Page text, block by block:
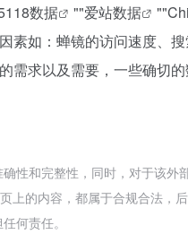
数据 ""爱站数据 ""
素如：蝉镜的访问速度、
需求以及需要，一些确切
性和完整性，同时，对于该外
上的内容，都属于合规合法，
何责任。